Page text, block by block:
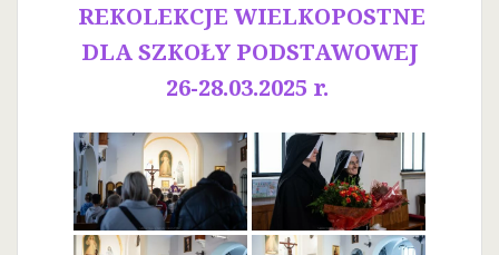
REKOLEKCJE WIELKOPOSTNE
DLA SZKOŁY PODSTAWOWEJ
26-28.03.2025 r.